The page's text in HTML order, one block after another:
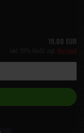
19,00 EUR
Versand